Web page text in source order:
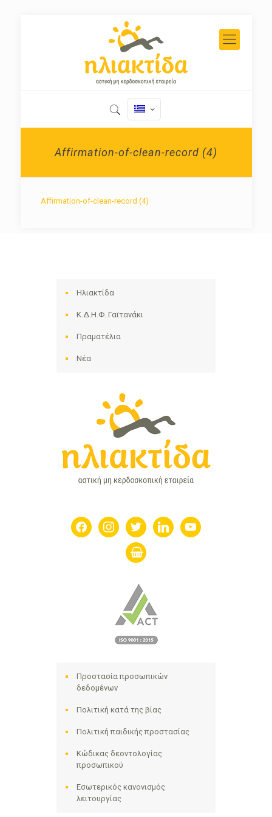
Affirmation-of-clean-record (4)
Affirmation-of-clean-record (4)
Ηλιακτίδα
Κ.Δ.Η.Φ. Γαϊτανάκι
Πραματέλια
Νέα
facebookinstagramtwitter linkedin youtube
shopping-
basket
Προστασία προσωπικών
δεδομένων
Πολιτική κατά της βίας
Πολιτική παιδικής προστασίας
Κώδικας δεοντολογίας
προσωπικού
Εσωτερικός κανονισμός
λειτουργίας